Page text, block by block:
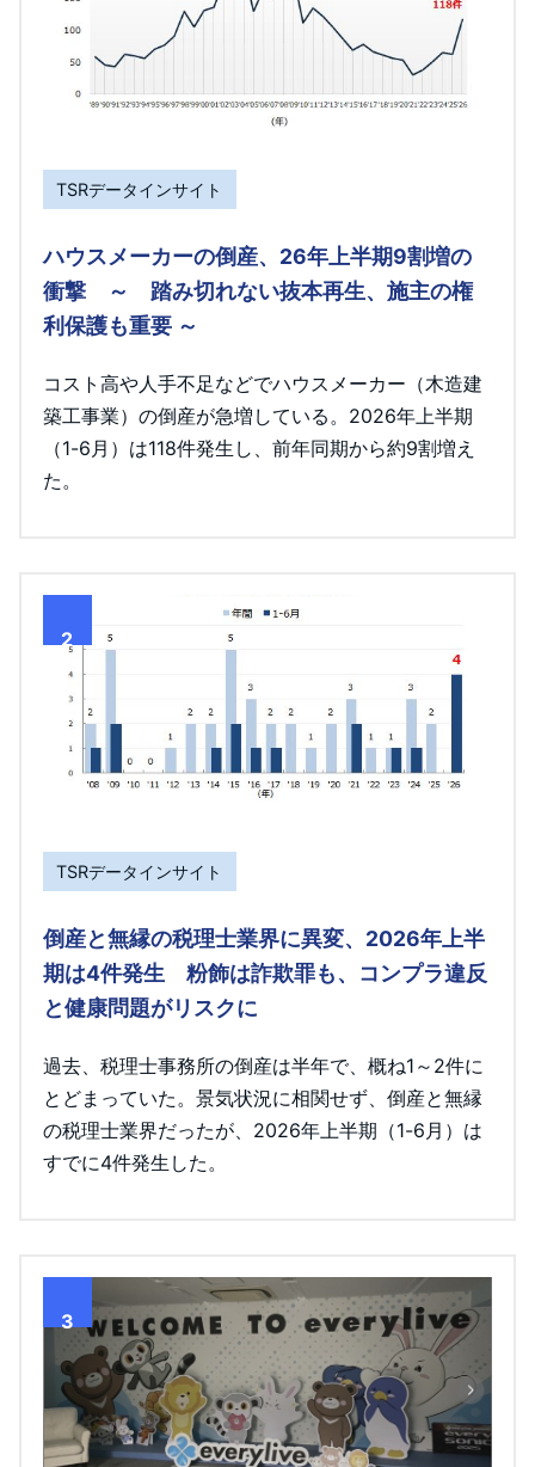
TSRデータインサイト
ハウスメーカーの倒産、26年上半期9割増の
衝撃 ～ 踏み切れない抜本再生、施主の権
利保護も重要 ～
コスト高や人手不足などでハウスメーカー（木造建
築工事業）の倒産が急増している。2026年上半期
（1-6月）は118件発生し、前年同期から約9割増え
た。
2
TSRデータインサイト
倒産と無縁の税理士業界に異変、2026年上半
期は4件発生 粉飾は詐欺罪も、コンプラ違反
と健康問題がリスクに
過去、税理士事務所の倒産は半年で、概ね1～2件に
とどまっていた。景気状況に相関せず、倒産と無縁
の税理士業界だったが、2026年上半期（1-6月）は
すでに4件発生した。
3